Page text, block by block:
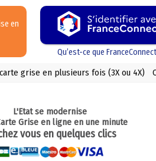
en
Qu’est-ce que
grise en plusieurs fois (3X ou 4X)
L'Etat se modernise
Grise en ligne en une minute
vous en quelques clics